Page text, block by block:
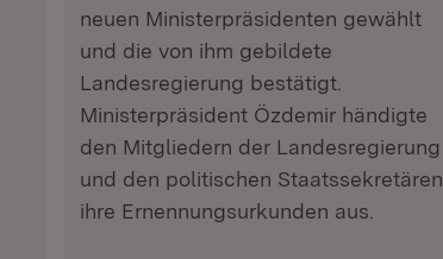
neuen Ministerpräsidenten gewählt
und die von ihm gebildete
Landesregierung bestätigt.
Ministerpräsident Özdemir händigte
den Mitgliedern der Landesregierung
und den politischen Staatssekretären
ihre Ernennungsurkunden aus.